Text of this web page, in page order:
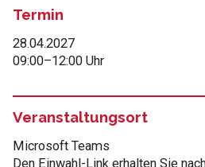
Termin
28.04.2027
09:00–12:00 Uhr
Veranstaltungsort
Microsoft Teams
Den Einwahl-Link erhalten Sie